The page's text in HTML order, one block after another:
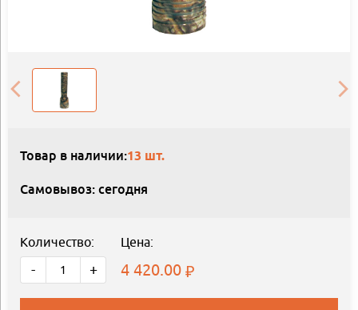
Товар в наличии:13 шт.
Самовывоз: сегодня
Количество:
- +
Цена:
4 420.00